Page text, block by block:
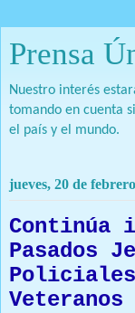
Prensa
Nuestro interés
tomando en cuenta
el país y el mundo.
jueves, 20 de
Continúa
Pasados
Policiales
Veteranos